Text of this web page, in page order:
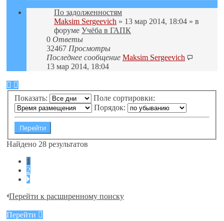
По задолженностям
Maksim Sergeevich » 13 мар 2014, 18:04 » в
форуме Учёба в ГАПК
0 Ответы
32467 Просмотры
Последнее сообщение Maksim Sergeevich
13 мар 2014, 18:04
Показать:
Поле сортировки:
Порядок:
Найдено 28 результатов
1
2
След.
Перейти к расширенному поиску
Перейти